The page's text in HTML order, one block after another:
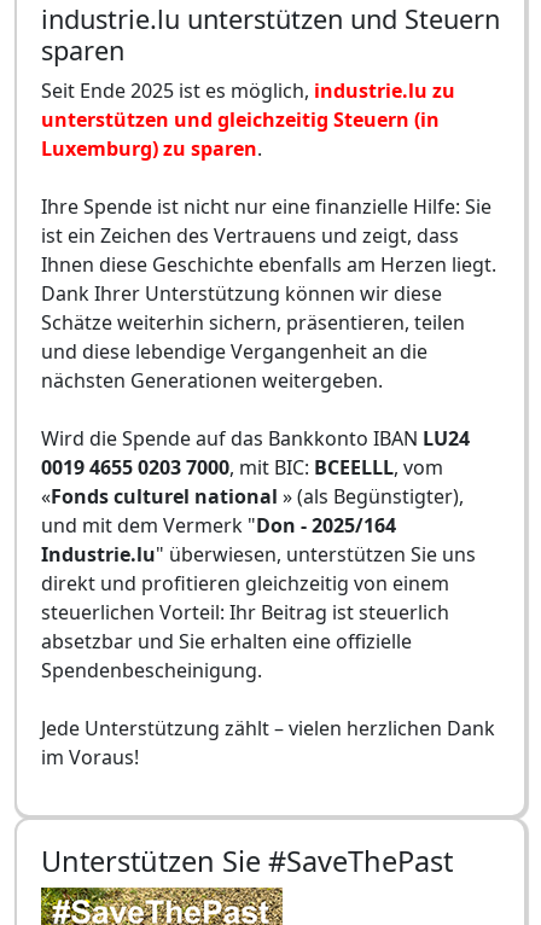
industrie.lu unterstützen und Steuern
sparen
Seit Ende 2025 ist es möglich, industrie.lu zu
unterstützen und gleichzeitig Steuern (in
Luxemburg) zu sparen.
Ihre Spende ist nicht nur eine finanzielle Hilfe: Sie
ist ein Zeichen des Vertrauens und zeigt, dass
Ihnen diese Geschichte ebenfalls am Herzen liegt.
Dank Ihrer Unterstützung können wir diese
Schätze weiterhin sichern, präsentieren, teilen
und diese lebendige Vergangenheit an die
nächsten Generationen weitergeben.
Wird die Spende auf das Bankkonto IBAN LU24
0019 4655 0203 7000, mit BIC: BCEELLL, vom
«Fonds culturel national » (als Begünstigter),
und mit dem Vermerk "Don - 2025/164
Industrie.lu" überwiesen, unterstützen Sie uns
direkt und profitieren gleichzeitig von einem
steuerlichen Vorteil: Ihr Beitrag ist steuerlich
absetzbar und Sie erhalten eine offizielle
Spendenbescheinigung.
Jede Unterstützung zählt – vielen herzlichen Dank
im Voraus!
Unterstützen Sie #SaveThePast